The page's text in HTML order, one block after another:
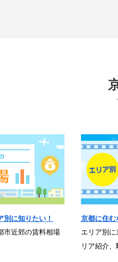
に知りたい！
市近郊の賃料相場
京都に住む
エリア別
リア紹介